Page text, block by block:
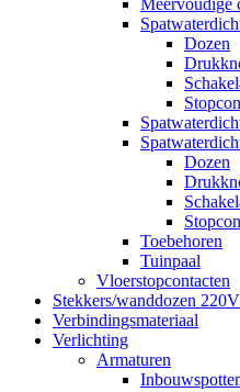
Meervoudige
Dozen
Dozen
Toebehoren
Tuinpaal
Vloerstopcontacten
Stekkers/wanddozen
Verbindingsmateriaal
Verlichting
Armaturen